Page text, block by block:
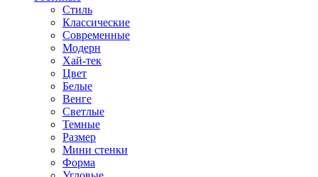
Стиль
Классические
Современные
Модерн
Хай-тек
Цвет
Белые
Венге
Светлые
Темные
Размер
Мини стенки
Форма